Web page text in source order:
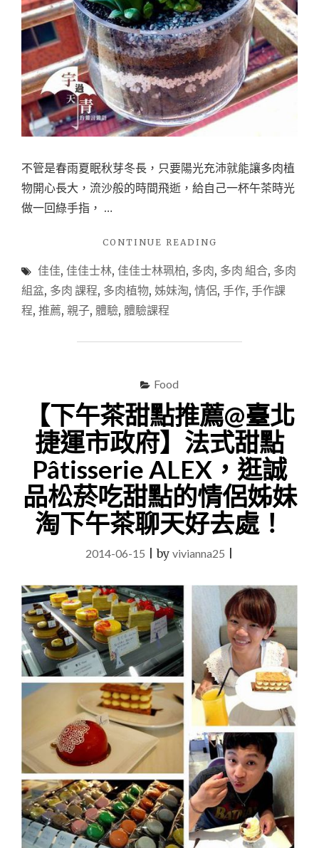
不管是春雨夏眠秋芽冬長，只要陽光充沛就能讓多肉植
物開心長大，流沙般的時間飛逝，給自己一杯午茶時光
做一回綠手指， …
CONTINUE READING
推
薦
佳
佳
˙
士
林
柏-
我
的
一
多
植
物
組
盆
創
意
手
作
課
程
體
驗"
佳佳, 佳佳士林, 佳佳士林珮柏, 多肉, 多肉 組合, 多肉
組盆, 多肉 課程, 多肉植物, 姊妹淘, 情侶, 手作, 手作課
程, 推薦, 親子, 體驗, 體驗課程
Food
【下午茶甜點推薦@臺北
捷運市政府】法式甜點
Pâtisserie ALEX，逛誠
品松菸吃甜點的情侶姊妹
淘下午茶聊天好去處！
2014-06-15 |by vivianna25